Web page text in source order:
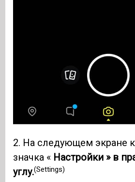
2. На следующем экране
значка « Настройки » в
углу.(Settings)